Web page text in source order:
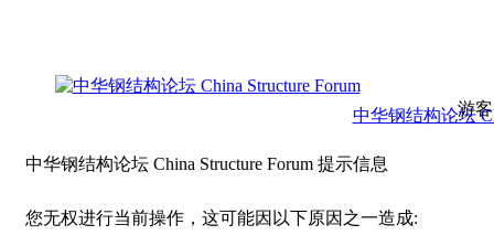
游
中华钢结构论坛
中华钢结构论坛 China Structure Forum 提示信息
您无权进行当前操作，这可能因以下原因之一造成: